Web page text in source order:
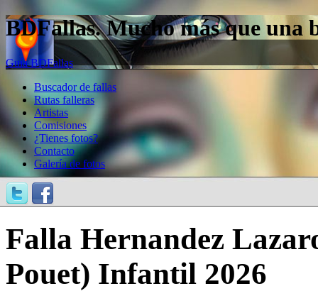
BDFallas. Mucho más que una
Guía BDFallas
Buscador de fallas
Rutas falleras
Artistas
Comisiones
¿Tienes fotos?
Contacto
Galería de fotos
Falla Hernandez
Pouet) Infantil 2026